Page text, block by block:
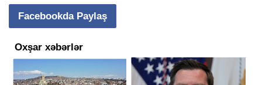
Facebookda Paylaş
Oxşar xəbərlər